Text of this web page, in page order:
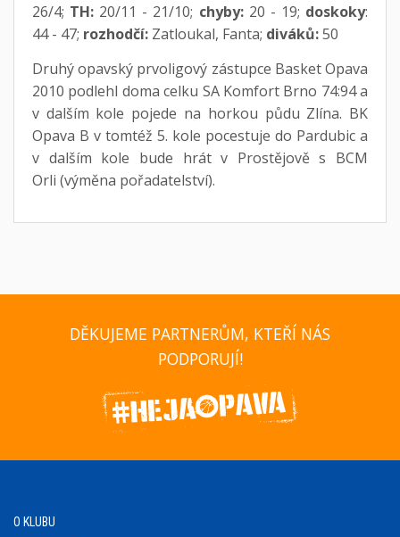
26/4; TH: 20/11 - 21/10; chyby:20 - 19; doskoky:
44 - 47; rozhodčí:Zatloukal, Fanta; diváků:50
Druhý opavský prvoligový zástupce Basket Opava
2010 podlehl doma celku SA Komfort Brno 74:94 a
v dalším kole pojede na horkou půdu Zlína. BK
Opava B v tomtéž 5. kole pocestuje do Pardubic a
v dalším kole bude hrát v Prostějově s BCM
Orli (výměna pořadatelství).
DĚKUJEME PARTNERŮM, KTEŘÍ NÁS
PODPORUJÍ!
O KLUBU